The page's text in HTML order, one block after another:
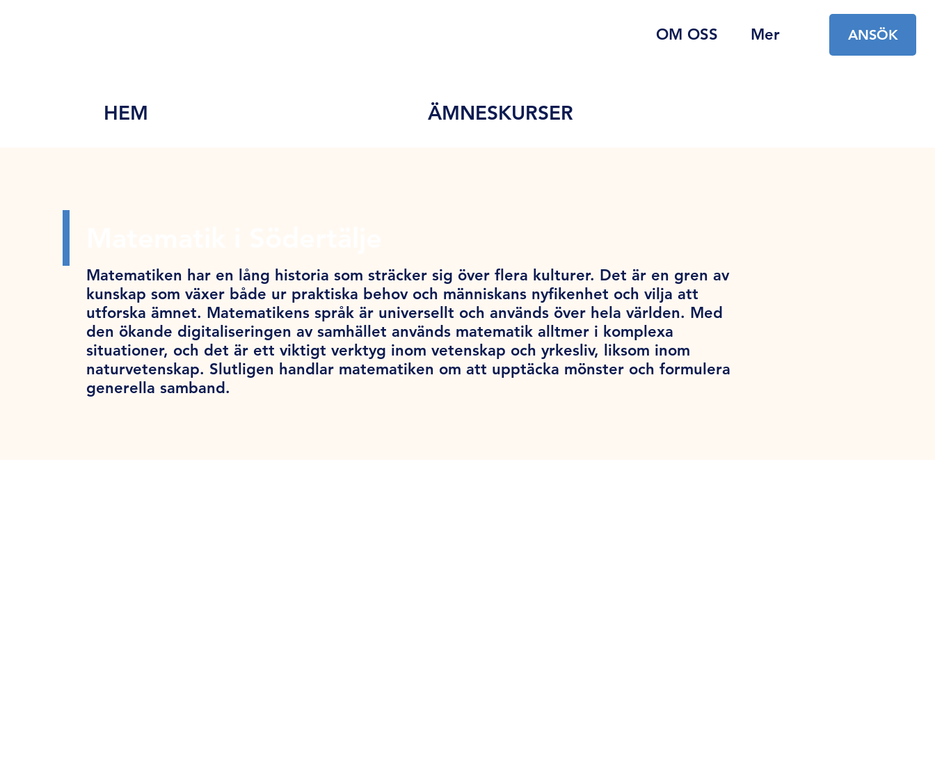
OM OSS Mer ANSÖK
HEM ÄMNESKURSER
Matematiken har en lång historia som sträcker sig över flera kulturer. Det är en gren av
kunskap som växer både ur praktiska behov och människans nyfikenhet och vilja att
utforska ämnet. Matematikens språk är universellt och används över hela världen. Med
den ökande digitaliseringen av samhället används matematik alltmer i komplexa
situationer, och det är ett viktigt verktyg inom vetenskap och yrkesliv, liksom inom
naturvetenskap. Slutligen handlar matematiken om att upptäcka mönster och formulera
generella samband.